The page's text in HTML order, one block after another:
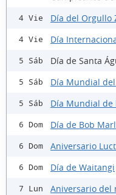
4 Vie Día del Orgullo
4 Vie Día
5 Sáb Día de Santa
5 Sáb Día Mundial
5 Sáb Día Mundial de
6 Dom Día de Bob
6 Dom Aniversario
6 Dom Día de Waitangi
7 Lun Aniversario del